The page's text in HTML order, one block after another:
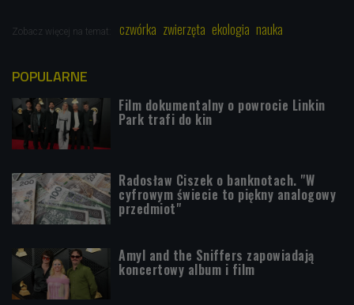
Zobacz więcej na temat: czwórka zwierzęta ekologia nauka
POPULARNE
Film dokumentalny o powrocie Linkin
Park trafi do kin
Radosław Ciszek o banknotach. "W
cyfrowym świecie to piękny analogowy
przedmiot"
Amyl and the Sniffers zapowiadają
koncertowy album i film